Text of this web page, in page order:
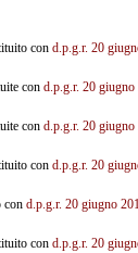
con d.p.g.r. 20
con d.p.g.r. 20
con d.p.g.r. 20
con d.p.g.r. 20
con d.p.g.r. 20 giugno
con d.p.g.r. 20